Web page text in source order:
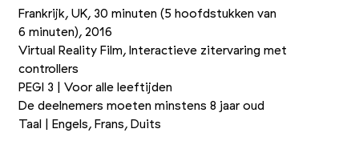
Frankrijk, UK, 30 minuten (5 hoofdstukken van
6 minuten), 2016
Virtual Reality Film, Interactieve zitervaring met
controllers
PEGI 3 | Voor alle leeftijden
De deelnemers moeten minstens 8 jaar oud
Taal | Engels, Frans, Duits